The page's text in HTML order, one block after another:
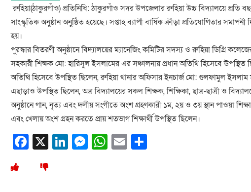
রুহিয়া(ঠাকুরগাঁও) প্রতিনিধি: ঠাকুরগাঁও সদর উপজেলার রুহিয়া উচ্চ বিদ্যালয়ে প্রতি
সাংস্কৃতিক অনুষ্ঠান অনুষ্ঠিত হয়েছে। সপ্তাহ ব্যাপী বার্ষিক ক্রীড়া প্রতিযোগিতার
হয়।
পুরস্কার বিতরণী অনুষ্ঠানে বিদ্যালয়ের ম্যানেজিং কমিটির সদস্য ও রুহিয়া ডিগ্রি
সহকারী শিক্ষক মো: হারিসুল ইসলামের এর সঞ্চালনায় প্রধান অতিথি হিসেবে উপস্থিত
অতিথি হিসেবে উপস্থিত ছিলেন, রুহিয়া থানার অফিসার ইনচার্জ মো: গুলফামুল ইসলাম
এছাড়াও উপস্থিত ছিলেন, অত্র বিদ্যালয়ের সকল শিক্ষক, শিক্ষিকা, ছাত্র-ছাত্রী ও
অনুষ্ঠানে গান, নৃত্য এবং দলীয় সংগীতে অংশ গ্রহণকারী ১ম, ২য় ও ৩য় স্থান পাওয়া
এবং খেলায় অংশ গ্রহন করতে প্রায় শতভাগ শিক্ষার্থী উপস্থিত ছিলেন।
Facebook
X LinkedIn
Messenger
WhatsApp
Email